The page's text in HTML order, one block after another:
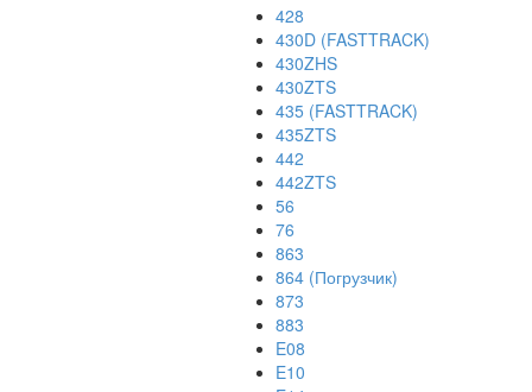
428
430D (FASTTRACK)
430ZHS
430ZTS
435 (FASTTRACK)
435ZTS
442
442ZTS
56
76
863
864 (Погрузчик)
873
883
E08
E10